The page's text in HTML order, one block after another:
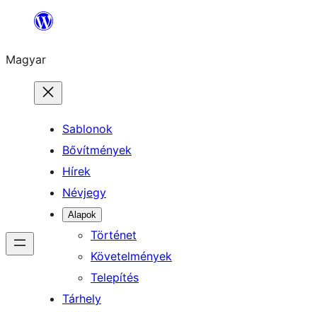
Ugrás
tartalomhoz
Magyar
Sablonok
Bővítmények
Hírek
Névjegy
Alapok
Történet
Követelmények
Telepítés
Tárhely